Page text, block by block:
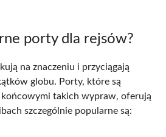
porty dla rejsów?
na znaczeniu i przyciągają
globu. Porty, które są
takich wypraw, oferują
szczególnie popularne są: